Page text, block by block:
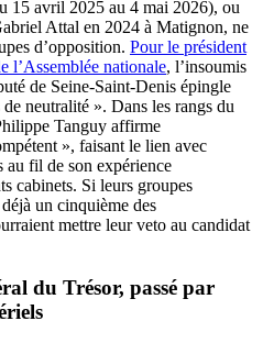
15 avril 2025 au 4 mai 2026), ou
Attal en 2024 à Matignon, ne
d’opposition. Pour le président
l’Assemblée nationale, l’insoumis
de Seine-Saint-Denis épingle
neutralité ». Dans les rangs du
Tanguy affirme
», faisant le lien avec
au fil de son expérience
cabinets. Si leurs groupes
un cinquième des
mettre leur veto au candidat
du Trésor, passé par